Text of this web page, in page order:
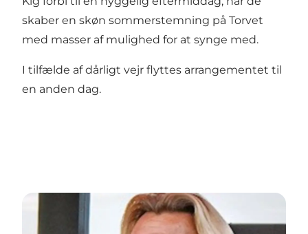
skaber en skøn sommerstemning på Torvet
med masser af mulighed for at synge med.
I tilfælde af dårligt vejr flyttes arrangementet til
en anden dag.